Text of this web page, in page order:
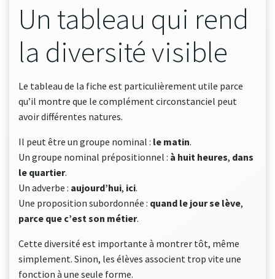
Un tableau qui rend
la diversité visible
Le tableau de la fiche est particulièrement utile parce
qu’il montre que le complément circonstanciel peut
avoir différentes natures.
Il peut être un groupe nominal : le matin.
Un groupe nominal prépositionnel : à huit heures, dans
le quartier.
Un adverbe : aujourd’hui, ici.
Une proposition subordonnée : quand le jour se lève,
parce que c’est son métier.
Cette diversité est importante à montrer tôt, même
simplement. Sinon, les élèves associent trop vite une
fonction à une seule forme.